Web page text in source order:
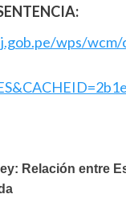
wps/wcm/
Relación entre